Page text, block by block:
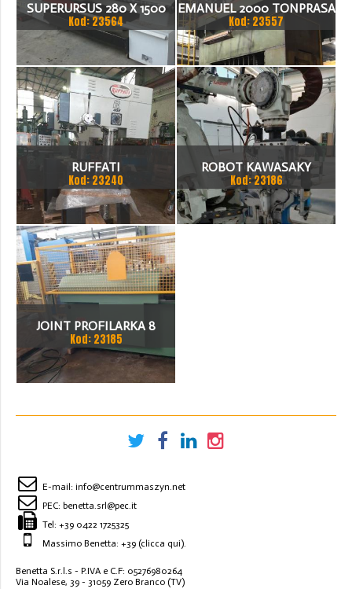
SUPERURSUS 280 X 1500
TOKARKA
Kod: 23564
EMANUEL 2000 TONPRASA
HYDRAULICZNA 3200 X
2000
Kod: 23557
RUFFATI
Kod: 23240
ROBOT KAWASAKY
Kod: 23186
JOINT PROFILARKA 8
STACJI
Kod: 23185
E-mail: info@centrummaszyn.net
PEC: benetta.srl@pec.it
Tel: +39 0422 1725325
Massimo Benetta: +39 (clicca qui).
Benetta S.r.l.s - P.IVA e C.F: 05276980264
Via Noalese, 39 - 31059 Zero Branco (TV)